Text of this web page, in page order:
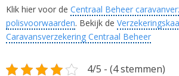
Klik hier voor de Centraal Beheer
polisvoorwaarden. Bekijk de
Caravansverzekering Centraal Beheer
4/5 - (4 stemmen)